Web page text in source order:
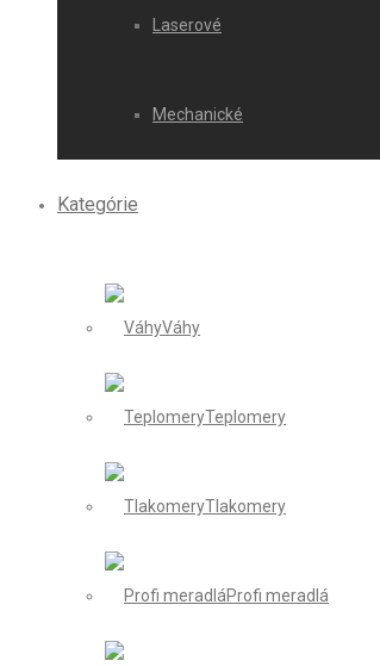
Laserové
Mechanické
Kategórie
Váhy
Teplomery
Tlakomery
Profi meradlá